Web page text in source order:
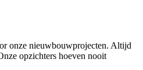
onze nieuwbouwprojecten. Altijd
opzichters hoeven nooit